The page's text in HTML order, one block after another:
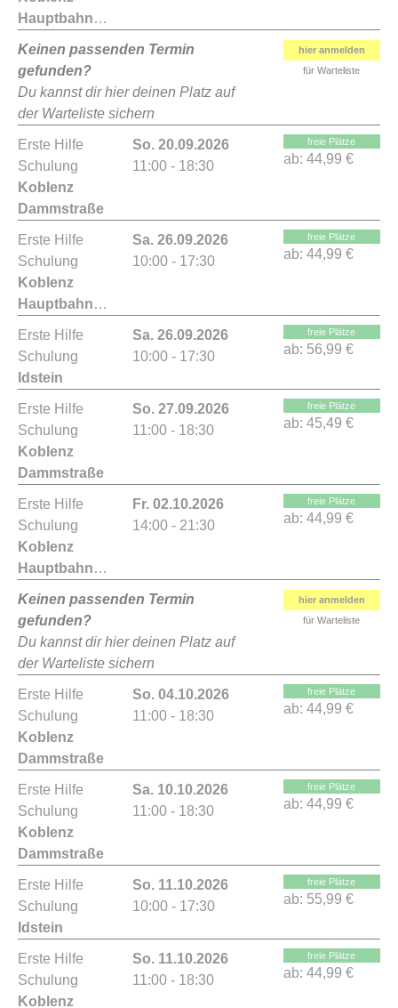
Hauptbahnhof
Keinen passenden Termin
gefunden?
Du kannst dir hier deinen Platz auf
der Warteliste sichern
hier anmelden
für Warteliste
Erste Hilfe
Schulung
Koblenz
Dammstraße
So. 20.09.2026
11:00 - 18:30
freie Plätze
ab: 44,99 €
Erste Hilfe
Schulung
Koblenz
Hauptbahnhof
Sa. 26.09.2026
10:00 - 17:30
freie Plätze
ab: 44,99 €
Erste Hilfe
Schulung
Idstein
Sa. 26.09.2026
10:00 - 17:30
freie Plätze
ab: 56,99 €
Erste Hilfe
Schulung
Koblenz
Dammstraße
So. 27.09.2026
11:00 - 18:30
freie Plätze
ab: 45,49 €
Erste Hilfe
Schulung
Koblenz
Hauptbahnhof
Fr. 02.10.2026
14:00 - 21:30
freie Plätze
ab: 44,99 €
Keinen passenden Termin
gefunden?
Du kannst dir hier deinen Platz auf
der Warteliste sichern
hier anmelden
für Warteliste
Erste Hilfe
Schulung
Koblenz
Dammstraße
So. 04.10.2026
11:00 - 18:30
freie Plätze
ab: 44,99 €
Erste Hilfe
Schulung
Koblenz
Dammstraße
Sa. 10.10.2026
11:00 - 18:30
freie Plätze
ab: 44,99 €
Erste Hilfe
Schulung
Idstein
So. 11.10.2026
10:00 - 17:30
freie Plätze
ab: 55,99 €
Erste Hilfe
Schulung
Koblenz
So. 11.10.2026
11:00 - 18:30
freie Plätze
ab: 44,99 €